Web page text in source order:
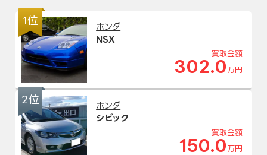
1位
ホンダ
NSX
買取金額
302.0 万円
2位
ホンダ
シビック
買取金額
150.0 万円